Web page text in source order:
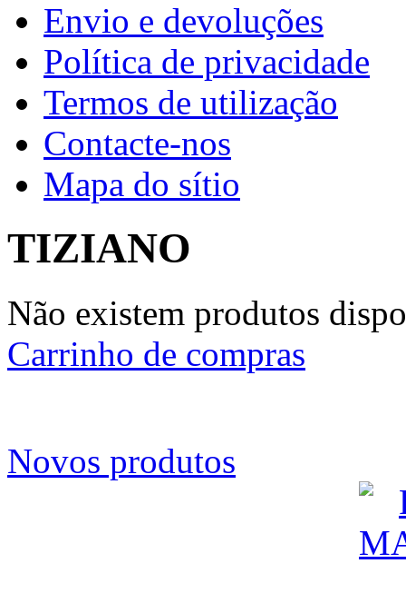
Envio e devoluções
Política de privacidade
Termos de utilização
Contacte-nos
Mapa do sítio
TIZIANO
Não existem produtos
Carrinho de compras
Novos produtos